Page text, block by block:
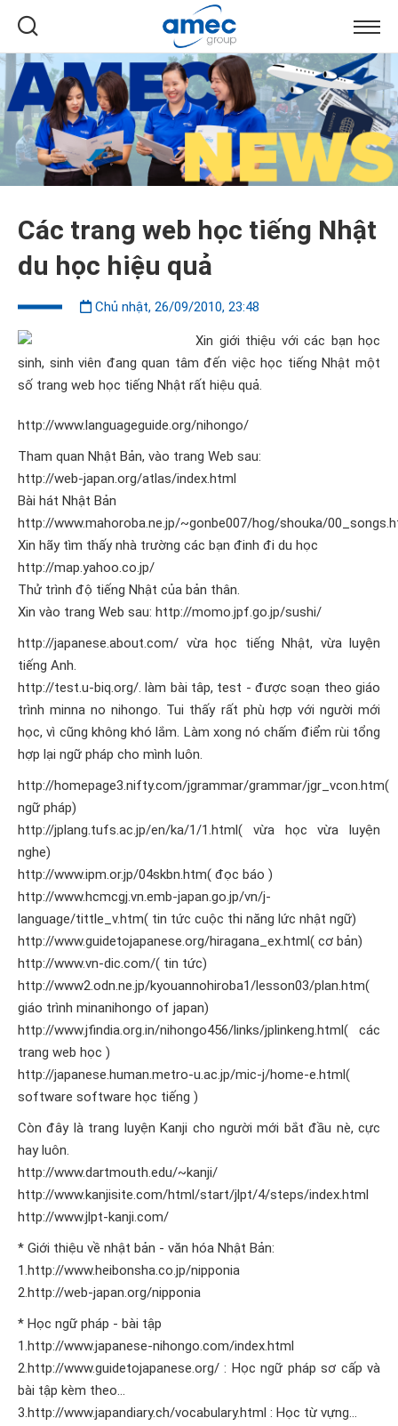
Các trang web học tiếng Nhật
du học hiệu quả
Chủ nhật, 26/09/2010, 23:48
Xin giới thiệu với các bạn học
sinh, sinh viên đang quan tâm đến việc học tiếng Nhật một
số trang web học tiếng Nhật rất hiệu quả.
http://www.languageguide.org/nihongo/
Tham quan Nhật Bản, vào trang Web sau:
http://web-japan.org/atlas/index.html
Bài hát Nhật Bản
http://www.mahoroba.ne.jp/~gonbe007/hog/shouka/
Xin hãy tìm thấy nhà trường các bạn đinh đi du học
http://map.yahoo.co.jp/
Thử trình độ tiếng Nhật của bản thân.
Xin vào trang Web sau: http://momo.jpf.go.jp/sushi/
http://japanese.about.com/ vừa học tiếng Nhật, vừa luyện
tiếng Anh.
http://test.u-biq.org/. làm bài tâp, test - được soạn theo giáo
trình minna no nihongo. Tui thấy rất phù hợp với người mới
học, vì cũng không khó lắm. Làm xong nó chấm điểm rùi tổng
hợp lại ngữ pháp cho mình luôn.
http://homepage3.nifty.com/jgrammar/grammar/jgr_vcon.htm(
ngữ pháp)
http://jplang.tufs.ac.jp/en/ka/1/1.html( vừa học vừa luyện
nghe)
http://www.ipm.or.jp/04skbn.htm( đọc báo )
http://www.hcmcgj.vn.emb-japan.go.jp/vn/j-
language/tittle_v.htm( tin tức cuộc thi năng lức nhật ngữ)
http://www.guidetojapanese.org/hiragana_ex.html( cơ bản)
http://www.vn-dic.com/( tin tức)
http://www2.odn.ne.jp/kyouannohiroba1/lesson03/plan.htm(
giáo trình minanihongo of japan)
http://www.jfindia.org.in/nihongo456/links/jplinkeng.html( các
trang web học )
http://japanese.human.metro-u.ac.jp/mic-j/home-e.html(
software software học tiếng )
Còn đây là trang luyện Kanji cho người mới bắt đầu nè, cực
hay luôn.
http://www.dartmouth.edu/~kanji/
http://www.kanjisite.com/html/start/jlpt/4/steps/index.html
http://www.jlpt-kanji.com/
* Giới thiệu về nhật bản - văn hóa Nhật Bản:
1.http://www.heibonsha.co.jp/nipponia
2.http://web-japan.org/nipponia
* Học ngữ pháp - bài tập
1.http://www.japanese-nihongo.com/index.html
2.http://www.guidetojapanese.org/ : Học ngữ pháp sơ cấp và
bài tập kèm theo…
3.http://www.japandiary.ch/vocabulary.html : Học từ vựng…